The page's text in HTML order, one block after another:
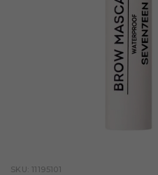
SKU: 11195101